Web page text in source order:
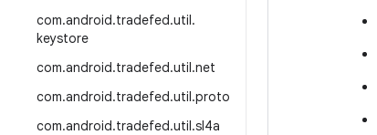
com.android.tradefed.util.
keystore
com.android.tradefed.util.net
com.android.tradefed.util.proto
com.android.tradefed.util.sl4a